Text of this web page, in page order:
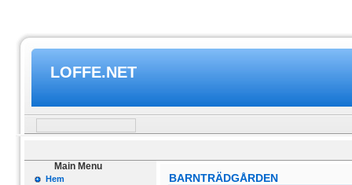
LOFFE.NET
Main Menu
Hem
BARNTRÄDGÅRDEN